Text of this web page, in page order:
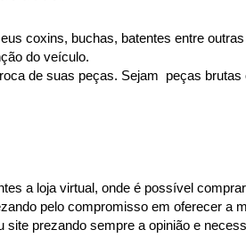
coxins, buchas, batentes entre
do veículo.
de suas peças. Sejam  peças
a loja virtual, onde é possível
pelo compromisso em oferecer a
prezando sempre a opinião e